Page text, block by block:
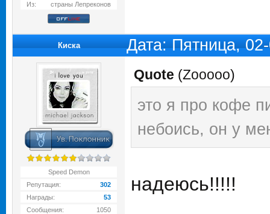
Из:
страны Лепреконов
Киска Дата: Пятница,
Speed Demon
Репутация:
302
Награды:
53
Сообщения:
1050
Quote (Zooooo)
это я про кофе
небоись, он у
надеюсь!!!!!